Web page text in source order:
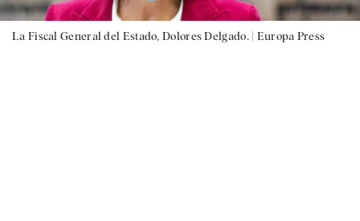
La Fiscal General del Estado, Dolores Delgado. | Europa Press